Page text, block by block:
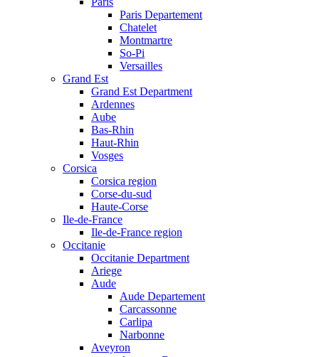
Paris Departement
Chatelet
Montmartre
So-Pi
Versailles
Grand Est
Grand Est Department
Ardennes
Aube
Bas-Rhin
Haut-Rhin
Vosges
Corsica
Corsica region
Corse-du-sud
Haute-Corse
Ile-de-France
Ile-de-France region
Occitanie
Occitanie Department
Ariege
Aude
Aude Departement
Carcassonne
Carlipa
Narbonne
Aveyron